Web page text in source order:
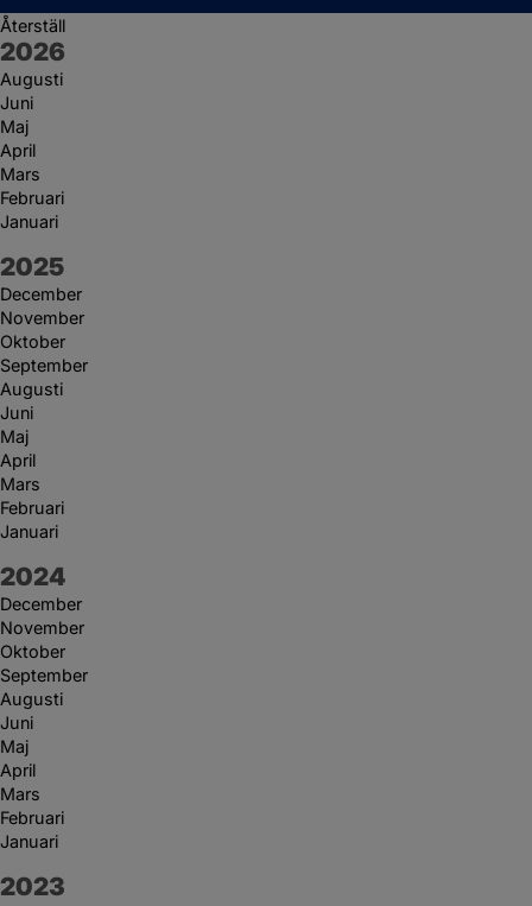
Återställ
År:
2026
Augusti
Juni
Maj
April
Mars
Februari
Januari
År:
2025
December
November
Oktober
September
Augusti
Juni
Maj
April
Mars
Februari
Januari
År:
2024
December
November
Oktober
September
Augusti
Juni
Maj
April
Mars
Februari
Januari
År:
2023